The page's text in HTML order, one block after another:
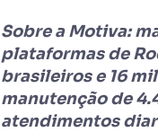
Sobre a Motiva:
plataformas de
brasileiros e 16
manutenção de
atendimentos